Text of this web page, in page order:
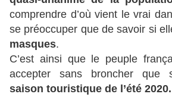
comprendre d’où vient le vrai
se préoccuper que de savoir si
masques.
C’est ainsi que le peuple
accepter sans broncher que
saison touristique de l’été 2020.